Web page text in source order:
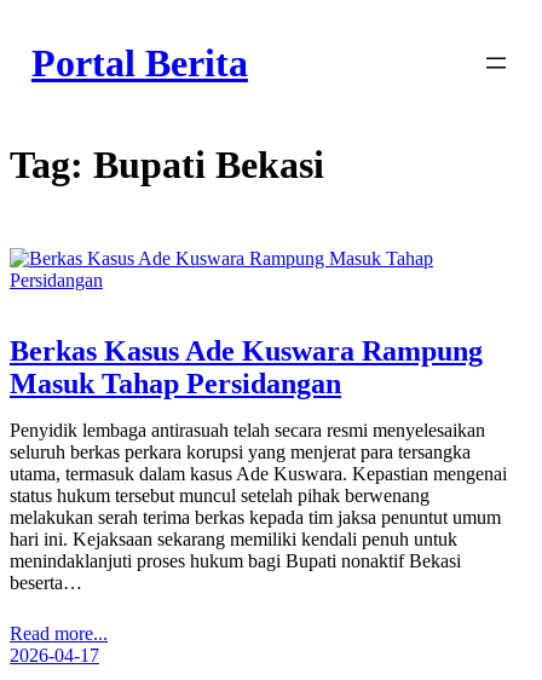
content
Portal Berita
Tag: Bupati Bekasi
Berkas Kasus Ade Kuswara Rampung
Masuk Tahap Persidangan
Penyidik lembaga antirasuah telah secara resmi menyelesaikan
seluruh berkas perkara korupsi yang menjerat para tersangka
utama, termasuk dalam kasus Ade Kuswara. Kepastian mengenai
status hukum tersebut muncul setelah pihak berwenang
melakukan serah terima berkas kepada tim jaksa penuntut umum
hari ini. Kejaksaan sekarang memiliki kendali penuh untuk
menindaklanjuti proses hukum bagi Bupati nonaktif Bekasi
beserta…
Read more...
2026-04-17